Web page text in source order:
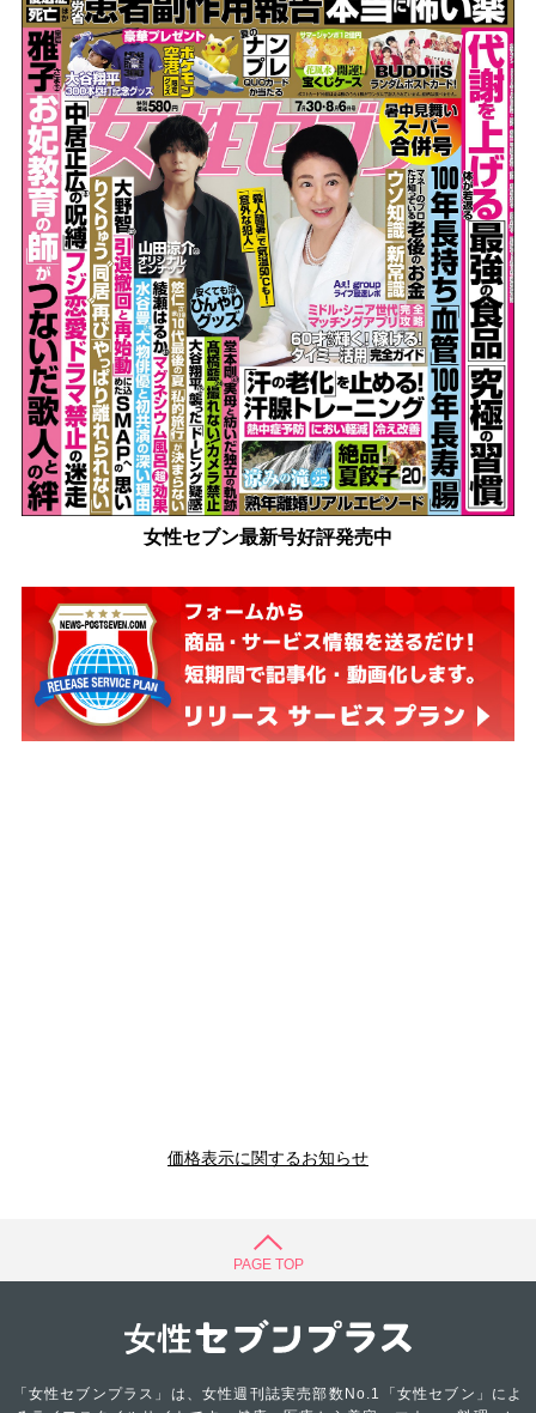
女性セブン最新号好評発売中
価格表示に関するお知らせ
PAGE TOP
「女性セブンプラス」は、女性週刊誌実売部数No.1「女性セブン」によ